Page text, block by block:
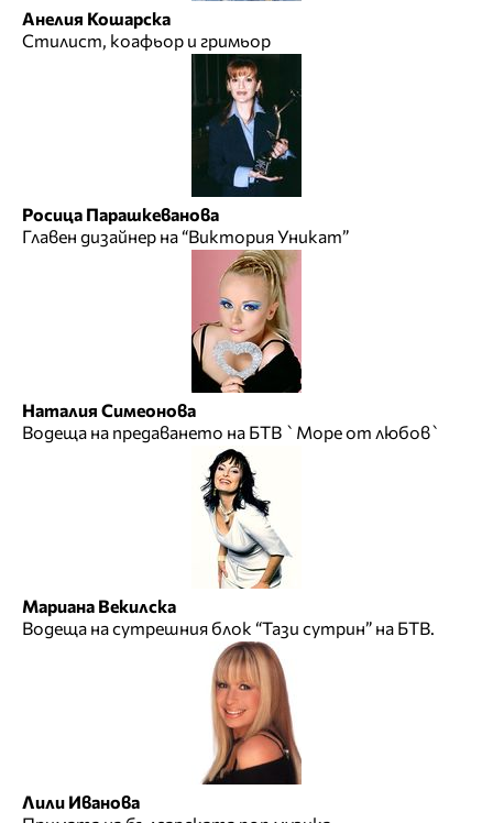
Анелия Кошарска
Стилист, коафьор и гримьор
Росица Парашкеванова
Главен дизайнер на “Виктория Уникат”
Наталия Симеонова
Водеща на предаването на БТВ `Море от любов`
Мариана Векилска
Водеща на сутрешния блок “Тази сутрин” на БТВ.
Лили Иванова